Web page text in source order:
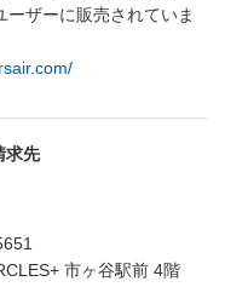
ザーに販売されていま
求先
市ヶ谷駅前 4階